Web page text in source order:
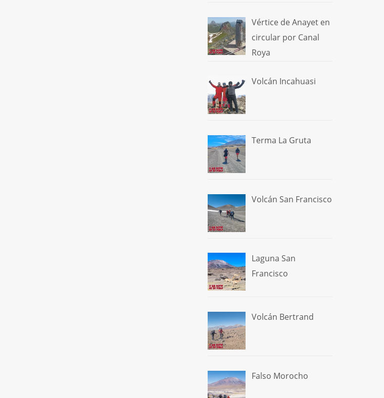
Vértice de Anayet en
circular por Canal
Roya
Volcán Incahuasi
Terma La Gruta
Volcán San Francisco
Laguna San
Francisco
Volcán Bertrand
Falso Morocho